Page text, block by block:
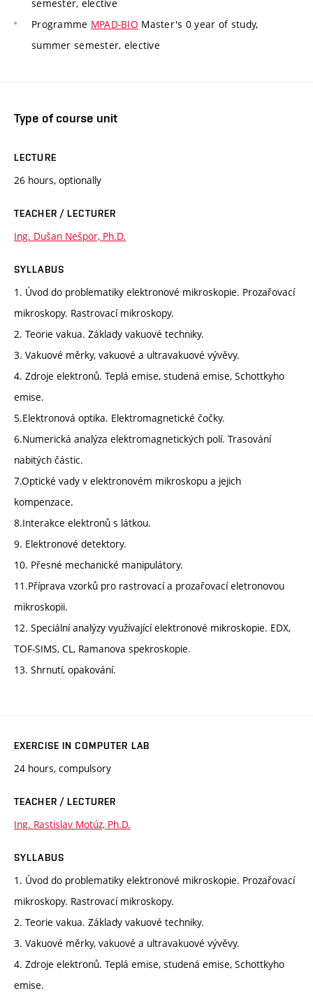
semester, elective
Programme MPAD-BIO Master's 0 year of study,
summer semester, elective
Type of course unit
LECTURE
26 hours, optionally
TEACHER / LECTURER
Ing. Dušan Nešpor, Ph.D.
SYLLABUS
1. Úvod do problematiky elektronové mikroskopie. Prozařovací
mikroskopy. Rastrovací mikroskopy.
2. Teorie vakua. Základy vakuové techniky.
3. Vakuové měrky, vakuové a ultravakuové vývěvy.
4. Zdroje elektronů. Teplá emise, studená emise, Schottkyho
emise.
5.Elektronová optika. Elektromagnetické čočky.
6.Numerická analýza elektromagnetických polí. Trasování
nabitých částic.
7.Optické vady v elektronovém mikroskopu a jejich
kompenzace.
8.Interakce elektronů s látkou.
9. Elektronové detektory.
10. Přesné mechanické manipulátory.
11.Příprava vzorků pro rastrovací a prozařovací eletronovou
mikroskopii.
12. Speciální analýzy využívající elektronové mikroskopie. EDX,
TOF-SIMS, CL, Ramanova spekroskopie.
13. Shrnutí, opakování.
EXERCISE IN COMPUTER LAB
24 hours, compulsory
TEACHER / LECTURER
Ing. Rastislav Motúz, Ph.D.
SYLLABUS
1. Úvod do problematiky elektronové mikroskopie. Prozařovací
mikroskopy. Rastrovací mikroskopy.
2. Teorie vakua. Základy vakuové techniky.
3. Vakuové měrky, vakuové a ultravakuové vývěvy.
4. Zdroje elektronů. Teplá emise, studená emise, Schottkyho
emise.